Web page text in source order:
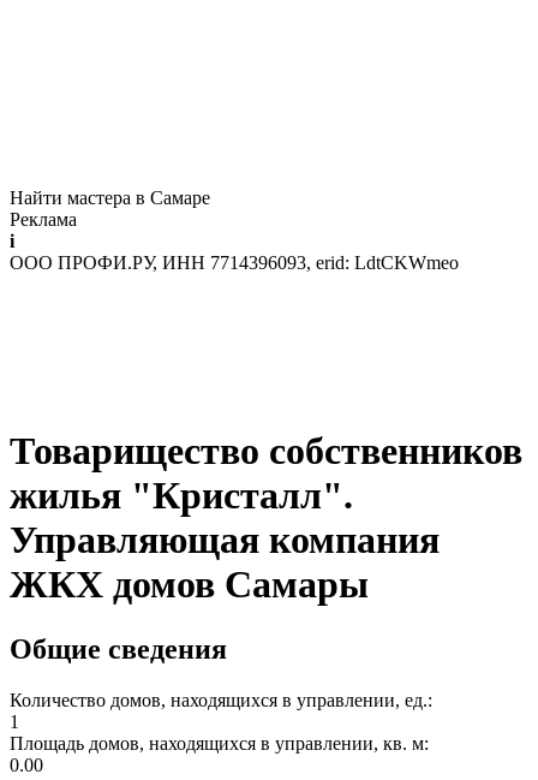
Найти мастера в Самаре
Реклама
i
ООО ПРОФИ.РУ, ИНН 7714396093, erid: LdtCKWmeo
Товарищество собственников
жилья "Кристалл".
Управляющая компания
ЖКХ домов Самары
Общие сведения
Количество домов, находящихся в управлении, ед.:
1
Площадь домов, находящихся в управлении, кв. м:
0.00